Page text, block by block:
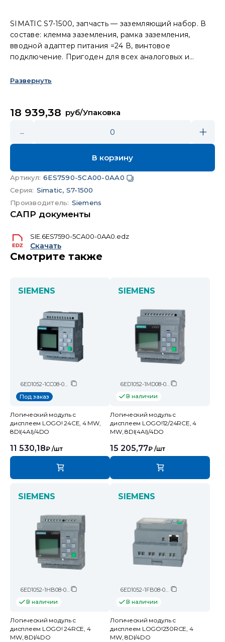
SIMATIC S7-1500, запчасть — заземляющий набор. В
составе: клемма заземления, рамка заземления,
вводной адаптер питания =24 В, винтовое
подключение. Пригоден для всех аналоговых и
мм, для всех фронтштекеров, 5 шт в упаковке.
Развернуть
18 939,38 руб/Упаковка
- 0 +
В корзину
Артикул: 6ES7590-5CA00-0AA0
Серия: Simatic, S7-1500
Производитель: Siemens
САПР документы
SIE.6ES7590-5CA00-0AA0.edz
Скачать
Смотрите также
SIEMENS
6ED1052-1CC08-0BA2
Под заказ
Логический модуль c
дисплеем LOGO! 24CE, 4 MW,
8DI(4AI)/4DO
11 530,18₽ /шт
SIEMENS
6ED1052-1MD08-0BA2
В наличии
Логический модуль c
дисплеем LOGO!12/24RCE, 4
MW, 8DI(4AI)/4DO
15 205,77₽ /шт
SIEMENS
6ED1052-1HB08-0BA2
В наличии
Логический модуль c
дисплеем LOGO! 24RCE, 4
MW, 8DI/4DO
SIEMENS
6ED1052-1FB08-0BA2
В наличии
Логический модуль c
дисплеем LOGO!230RCE, 4
MW, 8DI/4DO